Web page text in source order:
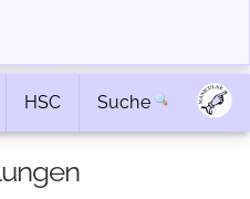
HSC Suche